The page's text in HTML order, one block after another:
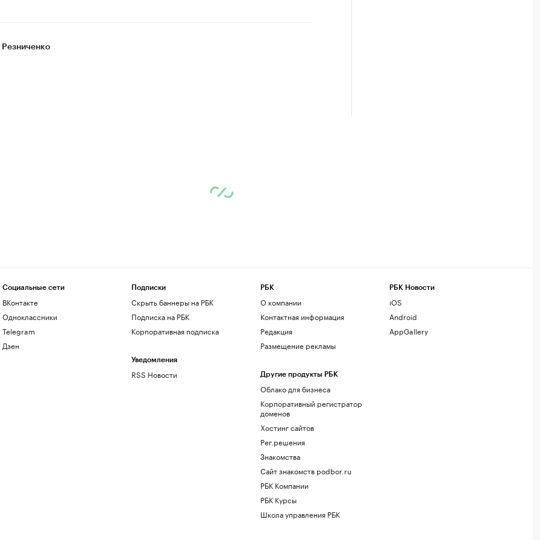
Социальные сети
ВКонтакте
Одноклассники
Telegram
Дзен
Подписки
Скрыть баннеры на РБК
Подписка на РБК
Корпоративная подписка
Уведомления
RSS Новости
РБК
О компании
Контактная информация
Редакция
Размещение рекламы
Другие продукты РБК
Облако для бизнеса
Корпоративный регистратор
доменов
Хостинг сайтов
Рег.решения
Знакомства
Сайт знакомств podbor.ru
РБК Компании
РБК Курсы
Школа управления РБК
РБК Новости
iOS
Android
AppGallery